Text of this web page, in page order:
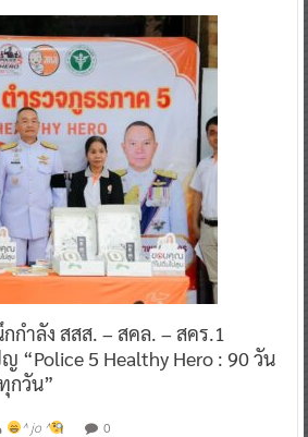
กำลัง สสส. – สคล. – สคร.1
“Police 5 Healthy Hero : 90 วัน
กวัน”
^ jo ^ 0